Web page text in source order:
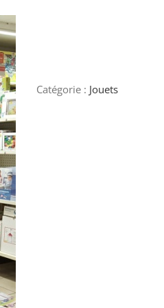
Catégorie : Jouets